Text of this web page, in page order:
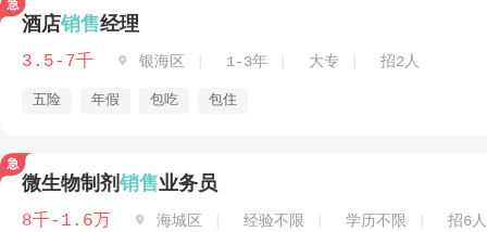
酒店销售经理
3.5-7千  银海区 1-3年 大专 招2人
五险 年假 包吃 包住
微生物制剂销售业务员
8千-1.6万  海城区 经验不限 学历不限 招6人